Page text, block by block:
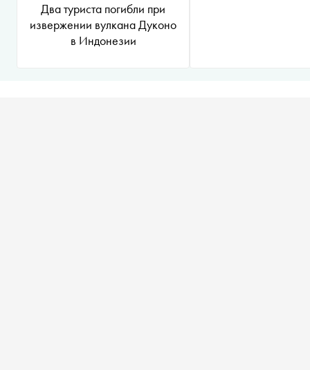
Два туриста погибли при
извержении вулкана Дуконо
в Индонезии